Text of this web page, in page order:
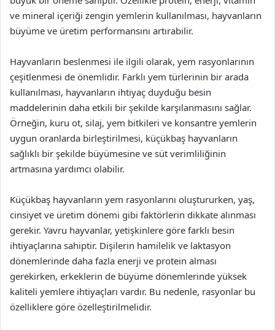
ve mineral içeriği zengin yemlerin kullanılması, hayvanların
büyüme ve üretim performansını artırabilir.
Hayvanların beslenmesi ile ilgili olarak, yem rasyonlarının
çeşitlenmesi de önemlidir. Farklı yem türlerinin bir arada
kullanılması, hayvanların ihtiyaç duyduğu besin
maddelerinin daha etkili bir şekilde karşılanmasını sağlar.
Örneğin, kuru ot, silaj, yem bitkileri ve konsantre yemlerin
uygun oranlarda birleştirilmesi, küçükbaş hayvanların
sağlıklı bir şekilde büyümesine ve süt verimliliğinin
artmasına yardımcı olabilir.
Küçükbaş hayvanların yem rasyonlarını oluştururken, yaş,
cinsiyet ve üretim dönemi gibi faktörlerin dikkate alınması
gerekir. Yavru hayvanlar, yetişkinlere göre farklı besin
ihtiyaçlarına sahiptir. Dişilerin hamilelik ve laktasyon
dönemlerinde daha fazla enerji ve protein alması
gerekirken, erkeklerin de büyüme dönemlerinde yüksek
kaliteli yemlere ihtiyaçları vardır. Bu nedenle, rasyonlar bu
özelliklere göre özelleştirilmelidir.